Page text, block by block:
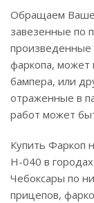
Обращаем Ваше
завезенные по
произведенные
фаркопа, может
бампера, или
отраженные в
работ может
Купить Фаркоп
H-040 в
Чебоксары по
прицепов,